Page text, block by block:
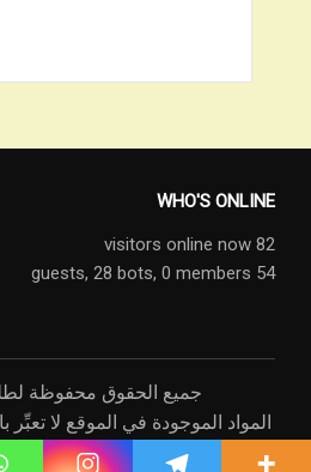
WHO'S ONLINE
82 visitors online now
54 guests,
28 bots, 0 members
جميع الحقوق محفوظة لطلبة
المواد الموجودة في الموقع لا
أو رأي القائمين عليه،